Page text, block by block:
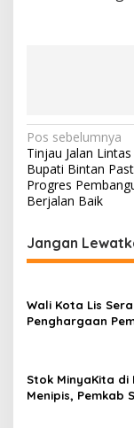
N
a
v
i
g
a
i
s
Pos sebelumnya
Tinjau Jalan
Bupati Bintan
Progres
Berjalan Baik
Jangan
Wali Kota Lis
Penghargaan
Stok MinyaKita di
Menipis, Pemkab